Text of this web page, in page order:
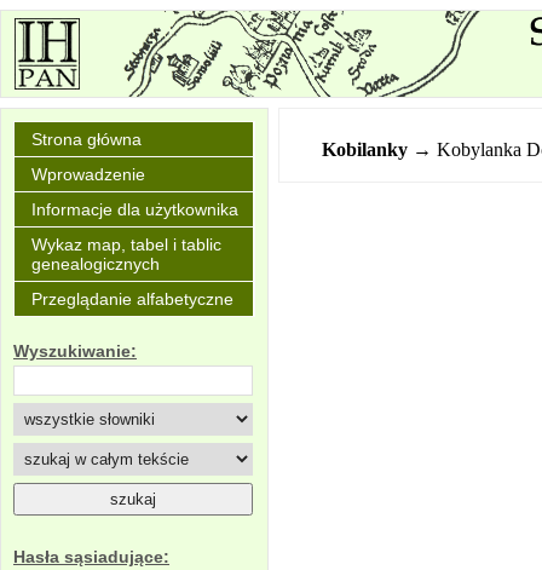
Strona główna
Wprowadzenie
Informacje dla użytkownika
Wykaz map, tabel i tablic
genealogicznych
Przeglądanie alfabetyczne
Wyszukiwanie:
Hasła sąsiadujące:
Kobilanky → Kobylanka